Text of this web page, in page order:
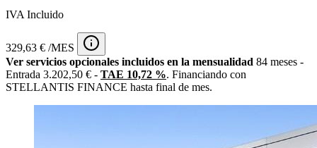
IVA Incluido
329,63 € /MES
Ver servicios opcionales incluidos en la mensualidad 84 meses -
Entrada 3.202,50 € - TAE 10,72 %. Financiando con
STELLANTIS FINANCE hasta final de mes.